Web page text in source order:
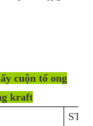
cuộn tổ ong
kraft
ST-